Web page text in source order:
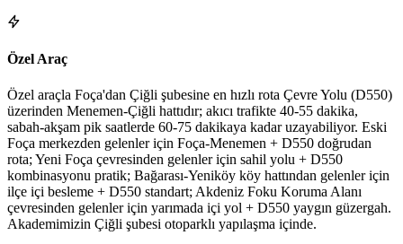
Özel Araç
Özel araçla Foça'dan Çiğli şubesine en hızlı rota Çevre Yolu (D550)
üzerinden Menemen-Çiğli hattıdır; akıcı trafikte 40-55 dakika,
sabah-akşam pik saatlerde 60-75 dakikaya kadar uzayabiliyor. Eski
Foça merkezden gelenler için Foça-Menemen + D550 doğrudan
rota; Yeni Foça çevresinden gelenler için sahil yolu + D550
kombinasyonu pratik; Bağarası-Yeniköy köy hattından gelenler için
ilçe içi besleme + D550 standart; Akdeniz Foku Koruma Alanı
çevresinden gelenler için yarımada içi yol + D550 yaygın güzergah.
Akademimizin Çiğli şubesi otoparklı yapılaşma içinde.